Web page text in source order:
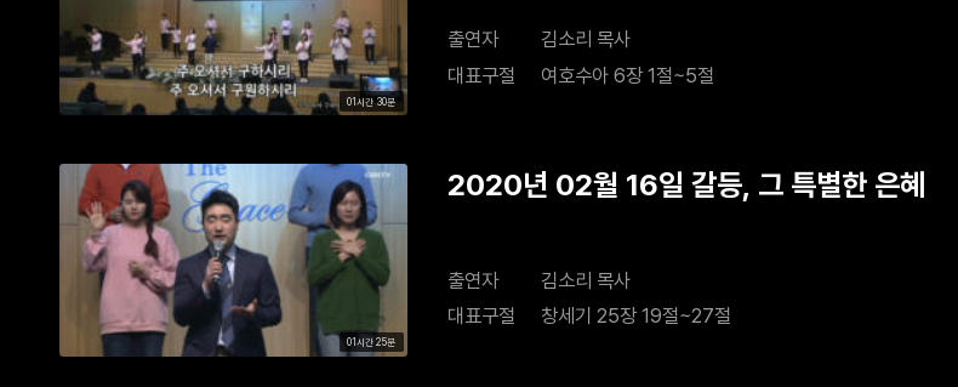
01시간 30분
출연자
김소리 목사
대표구절
여호수아 6장 1절~5절
01시간 25분
2020년 02월 16일 갈등, 그 특별한 은혜
출연자
김소리 목사
대표구절
창세기 25장 19절~27절